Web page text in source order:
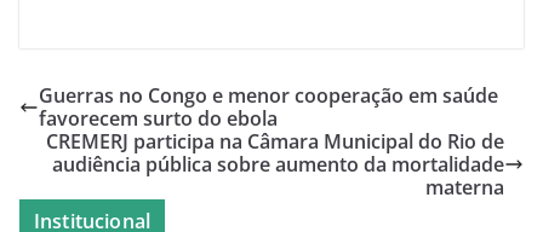
Guerras no Congo e menor cooperação em saúde
favorecem surto do ebola
CREMERJ participa na Câmara Municipal do Rio de
audiência pública sobre aumento da mortalidade
materna
Institucional